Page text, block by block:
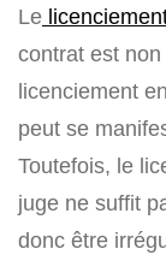
Le
contrat est
licenciement
peut se
Toutefois, le
juge ne suffit
donc être